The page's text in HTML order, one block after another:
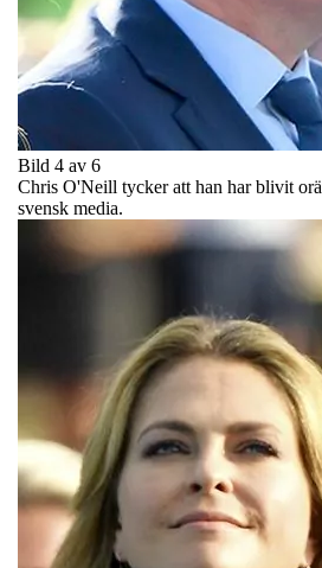
Bild 4 av 6
Chris O'Neill tycker att han har blivit
svensk media.